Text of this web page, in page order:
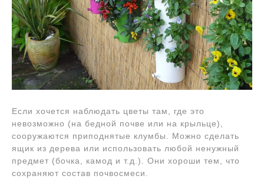
Если хочется наблюдать цветы там, где это
невозможно (на бедной почве или на крыльце),
сооружаются приподнятые клумбы. Можно сделать
ящик из дерева или использовать любой ненужный
предмет (бочка, камод и т.д.). Они хороши тем, что
сохраняют состав почвосмеси.